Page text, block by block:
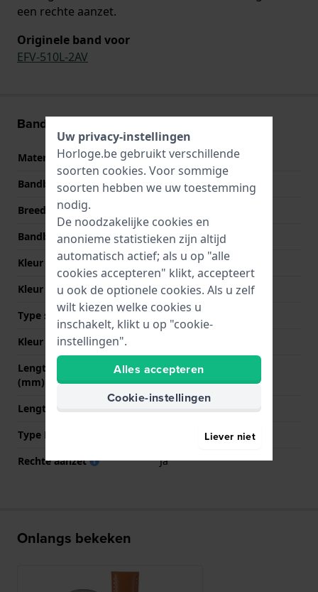
een rechte aanzet.
Originele band voor
EFV-510L-2AV
Band informatie
Materiaal Band
Leer
Bandbreedte
22 mm
Breedte bandaanzet
Bandbreedte bij sluiting
20 mm
Kleur Band
Bruin
Kleur stiksel
Beige
Type sluiting
Gesp
Kleur sluiting
Lengte band op 12 uur
(mm)
70 mm
Lengte band op 6 uur (mm)
125 mm
Type Bevestiging
Bandpennen
Rechte aanzet
Ja
Onlangs bekeken
Uw privacy-instellingen
Horloge.be gebruikt verschillende
soorten cookies. Voor sommige
soorten hebben we uw toestemming
nodig.
De noodzakelijke cookies en
anonieme statistieken zijn altijd
automatisch actief; als u op "alle
cookies accepteren" klikt, accepteert
u ook de optionele cookies. Als u zelf
wilt kiezen welke cookies u
inschakelt, klikt u op "cookie-
instellingen".
Alles accepteren
Cookie-instellingen
Liever niet